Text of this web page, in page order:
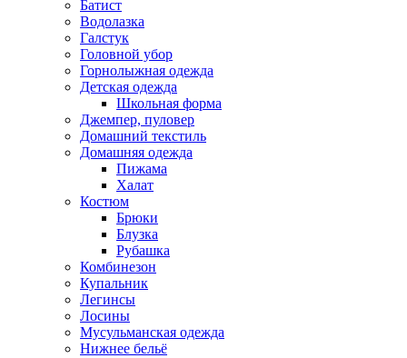
Батист
Водолазка
Галстук
Головной убор
Горнолыжная одежда
Детская одежда
Школьная форма
Джемпер, пуловер
Домашний текстиль
Домашняя одежда
Пижама
Халат
Костюм
Брюки
Блузка
Рубашка
Комбинезон
Купальник
Легинсы
Лосины
Мусульманская одежда
Нижнее бельё